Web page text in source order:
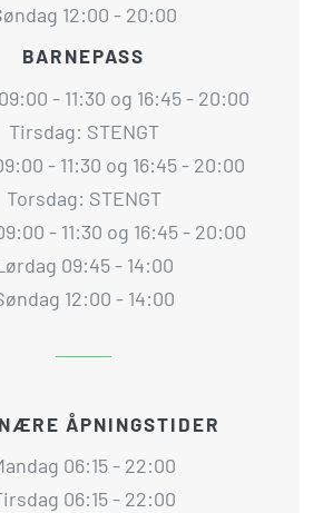
12:00 - 20:00
BARNEPASS
- 11:30 og 16:45 - 20:00
Tirsdag: STENGT
- 11:30 og 16:45 - 20:00
Torsdag: STENGT
- 11:30 og 16:45 - 20:00
09:45 - 14:00
12:00 - 14:00
ÅPNINGSTIDER
06:15 - 22:00
06:15 - 22:00